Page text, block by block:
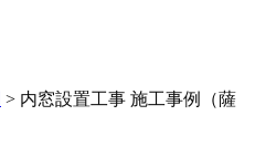
> 内窓設置工事 施工事例（薩